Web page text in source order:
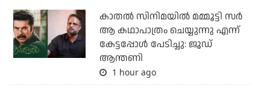
കാതൽ സിനിമയിൽ മമ്മൂട്ടി സർ
ആ കഥാപാത്രം ചെയ്യുന്നു എന്ന്
കേട്ടപ്പോൾ പേടിച്ചു: ജൂഡ്
ആന്തണി
1 hour ago